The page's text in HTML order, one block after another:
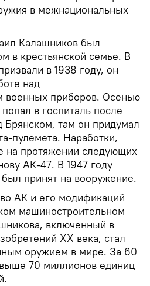
в межнациональных
Калашников был
в крестьянской семье. В
в 1938 году, он
над
военных приборов. Осенью
в госпиталь после
Брянском, там он придумал
пулемета. Наработки,
на протяжении следующих
АК-47. В 1947 году
принят на вооружение.
АК и его модификаций
машиностроительном
включенный в
XX века, стал
оружием в мире. За 60
70 миллионов единиц